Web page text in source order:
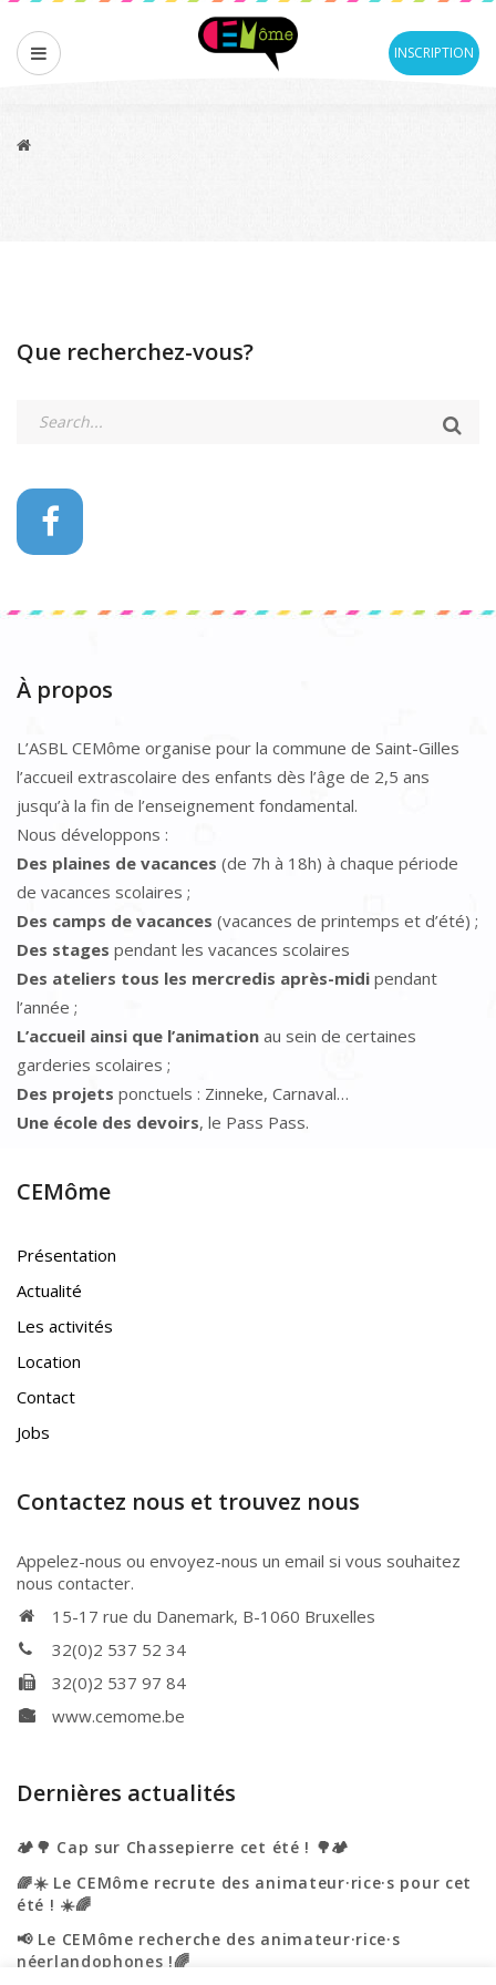
INSCRIPTION
Que recherchez-vous?
À propos
L’ASBL CEMôme organise pour la commune de Saint-Gilles
l’accueil extrascolaire des enfants dès l’âge de 2,5 ans
jusqu’à la fin de l’enseignement fondamental.
Nous développons :
Des plaines de vacances (de 7h à 18h) à chaque période
de vacances scolaires ;
Des camps de vacances (vacances de printemps et d’été) ;
Des stages pendant les vacances scolaires
Des ateliers tous les mercredis après-midi pendant
l’année ;
L’accueil ainsi que l’animation au sein de certaines
garderies scolaires ;
Des projets ponctuels : Zinneke, Carnaval…
Une école des devoirs, le Pass Pass.
CEMôme
Présentation
Actualité
Les activités
Location
Contact
Jobs
Contactez nous et trouvez nous
Appelez-nous ou envoyez-nous un email si vous souhaitez
nous contacter.
15-17 rue du Danemark, B-1060 Bruxelles
32(0)2 537 52 34
32(0)2 537 97 84
www.cemome.be
Dernières actualités
🏕️🌳 Cap sur Chassepierre cet été ! 🌳🏕️
🌈☀️ Le CEMôme recrute des animateur·rice·s pour cet
été ! ☀️🌈
📢 Le CEMôme recherche des animateur·rice·s
néerlandophones !🌈